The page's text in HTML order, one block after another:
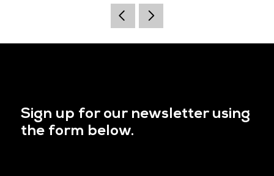
Sign up for our newsletter using
the form below.